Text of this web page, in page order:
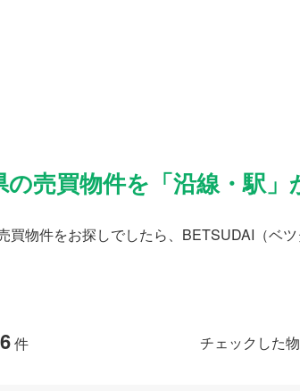
の売買物件を「沿線・駅」
買物件をお探しでしたら、BETSUDAI（ベ
6件 チェックした